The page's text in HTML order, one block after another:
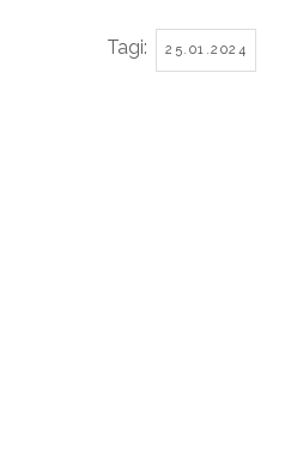
Tagi: 25.01.2024